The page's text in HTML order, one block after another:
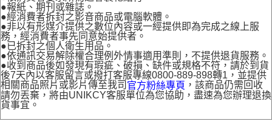
●報紙、期刊或雜誌。
●經消費者拆封之影音商品或電腦軟體。
●非以有形媒介提供之數位內容或一經提供即為完成之線上服
務，經消費者事先同意始提供者。
●已拆封之個人衛生用品。
●依通訊交易解除權合理例外情事適用準則，不提供退貨服務。
●收到商品後如發現有瑕疵、破損、缺件或規格不符，請於到貨
後7天內以客服留言或撥打客服專線0800-889-898轉1，並提供
相關商品照片或影片傳至我司 官方粉絲專頁 ，該商品仍需回收
請勿丟棄，將由UNIKCY客服單位為您協助，盡速為您辦理退換
貨事宜。